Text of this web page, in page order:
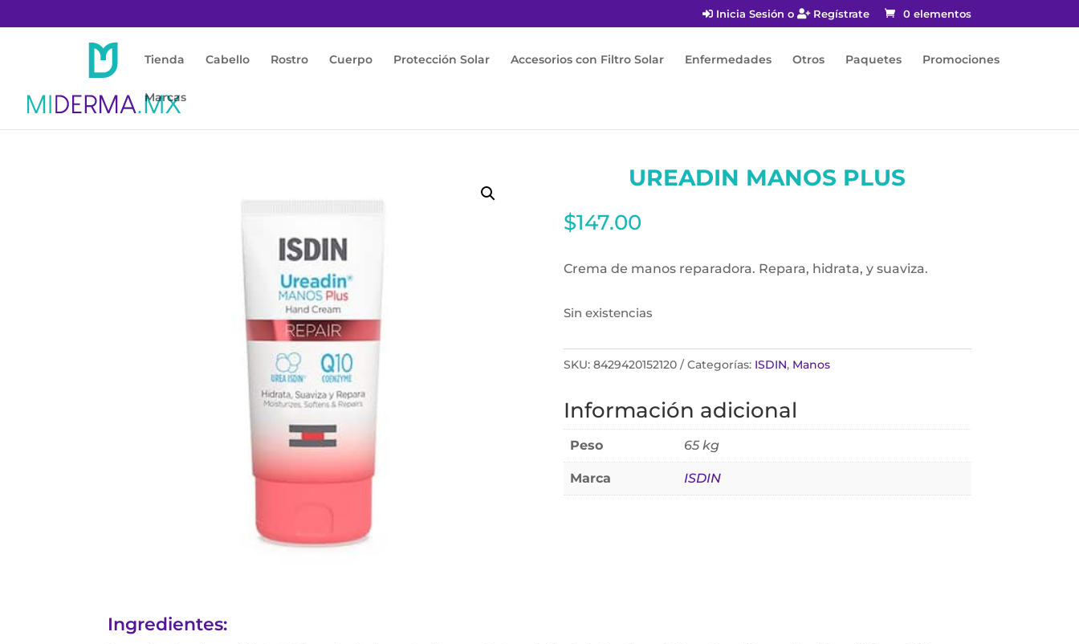
Inicia Sesión o Regístrate 0 elementos
Tienda Cabello Rostro Cuerpo Protección Solar Accesorios con Filtro Solar Enfermedades Otros Paquetes Promociones
Marcas
UREADIN MANOS PLUS
$147.00
Crema de manos reparadora. Repara, hidrata, y suaviza.
Sin existencias
SKU: 8429420152120 Categorías: ISDIN, Manos
Información adicional
Peso 65 kg
Marca ISDIN
Ingredientes: